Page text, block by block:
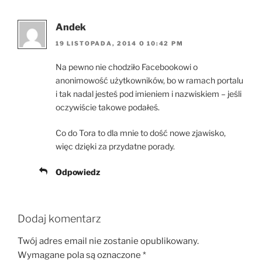
Andek
19 LISTOPADA, 2014 O 10:42 PM
Na pewno nie chodziło Facebookowi o
anonimowość użytkowników, bo w ramach portalu
i tak nadal jesteś pod imieniem i nazwiskiem – jeśli
oczywiście takowe podałeś.
Co do Tora to dla mnie to dość nowe zjawisko,
więc dzięki za przydatne porady.
Odpowiedz
Dodaj komentarz
Twój adres email nie zostanie opublikowany.
Wymagane pola są oznaczone *